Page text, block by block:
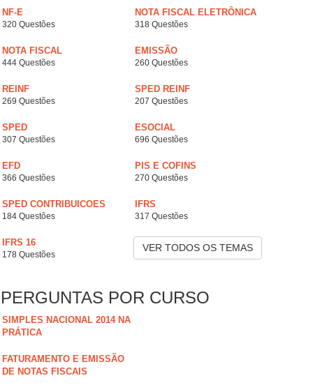
NF-E
320 Questões
NOTA FISCAL ELETRÔNICA
318 Questões
NOTA FISCAL
444 Questões
EMISSÃO
260 Questões
REINF
269 Questões
SPED REINF
207 Questões
SPED
307 Questões
ESOCIAL
696 Questões
EFD
366 Questões
PIS E COFINS
270 Questões
SPED CONTRIBUICOES
184 Questões
IFRS
317 Questões
IFRS 16
178 Questões
VER TODOS OS TEMAS
PERGUNTAS POR CURSO
SIMPLES NACIONAL 2014 NA
PRÁTICA
FATURAMENTO E EMISSÃO
DE NOTAS FISCAIS